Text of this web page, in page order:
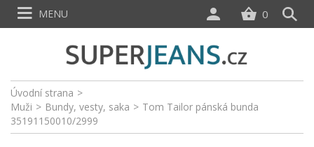
Úvodní strana >
Muži > Bundy, vesty, saka > Tom Tailor pánská bunda
35191150010/2999
0
MENU